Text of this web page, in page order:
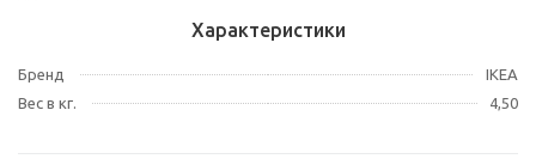
Характеристики
Бренд
IKEA
Вес в кг.
4,50